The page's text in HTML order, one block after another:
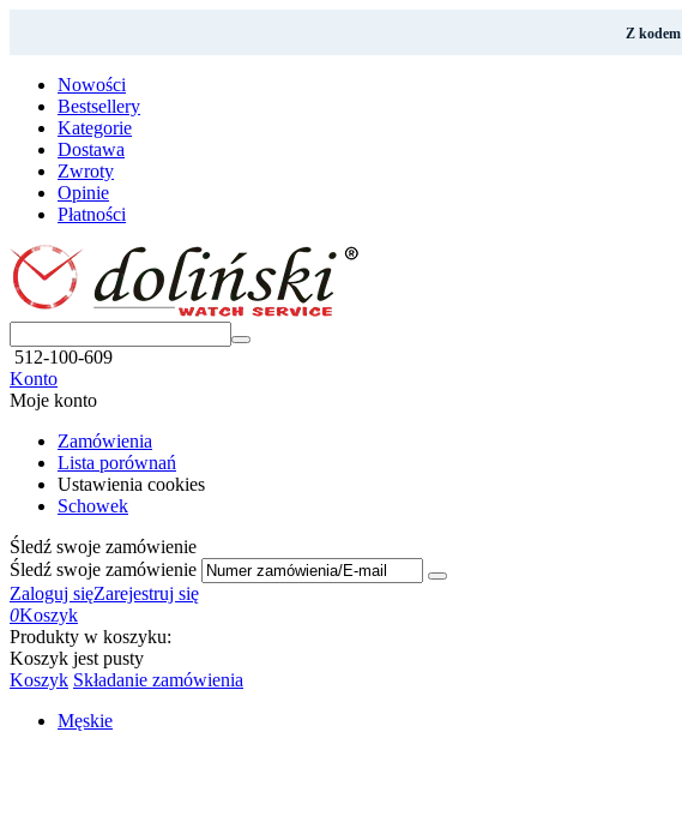
Z kodem
Nowości
Bestsellery
Kategorie
Dostawa
Zwroty
Opinie
Płatności
512-100-609
Konto
Moje konto
Zamówienia
Lista porównań
Ustawienia cookies
Schowek
Śledź swoje zamówienie
Śledź swoje zamówienie
Zaloguj sięZarejestruj się
0Koszyk
Produkty w koszyku:
Koszyk jest pusty
Koszyk Składanie zamówienia
Męskie